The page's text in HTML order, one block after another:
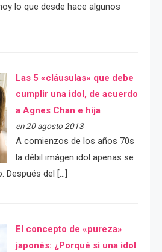
lo que desde hace algunos
Las 5 «cláusulas» que debe
cumplir una idol, de acuerdo
a Agnes Chan e hija
en 20 agosto 2013
A comienzos de los años 70s
la débil imágen idol apenas se
Después del […]
El concepto de «pureza»
japonés: ¿Porqué si una idol